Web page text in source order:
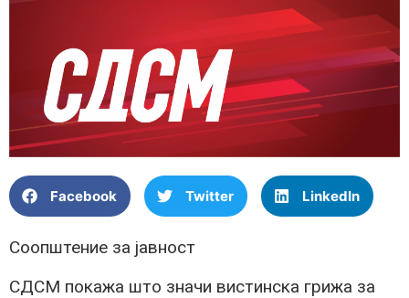
Facebook Twitter LinkedIn
Соопштение за јавност
СДСМ покажа што значи вистинска грижа за